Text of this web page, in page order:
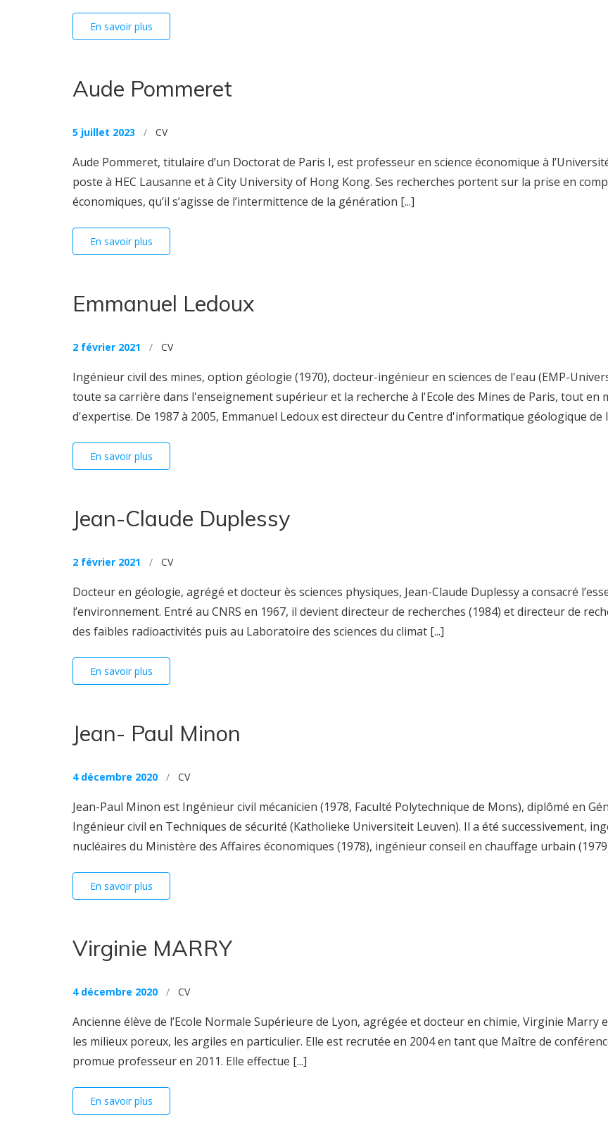
En savoir plus
Aude Pommeret
5 juillet 2023 / CV
Aude Pommeret, titulaire d’un Doctorat de Paris I, est professeur en science économique à
poste à HEC Lausanne et à City University of Hong Kong. Ses recherches portent sur la prise en
économiques, qu’il s’agisse de l’intermittence de la génération [...]
En savoir plus
Emmanuel Ledoux
2 février 2021 / CV
Ingénieur civil des mines, option géologie (1970), docteur-ingénieur en sciences de l'eau (EMP-
toute sa carrière dans l'enseignement supérieur et la recherche à l'Ecole des Mines de Paris, tout en
d'expertise. De 1987 à 2005, Emmanuel Ledoux est directeur du Centre d'informatique géologique de
En savoir plus
Jean-Claude Duplessy
2 février 2021 / CV
Docteur en géologie, agrégé et docteur ès sciences physiques, Jean-Claude Duplessy a consacré
l’environnement. Entré au CNRS en 1967, il devient directeur de recherches (1984) et directeur de
des faibles radioactivités puis au Laboratoire des sciences du climat [...]
En savoir plus
Jean- Paul Minon
4 décembre 2020 / CV
Jean-Paul Minon est Ingénieur civil mécanicien (1978, Faculté Polytechnique de Mons), diplômé en
Ingénieur civil en Techniques de sécurité (Katholieke Universiteit Leuven). Il a été successivement,
nucléaires du Ministère des Affaires économiques (1978), ingénieur conseil en chauffage urbain
En savoir plus
Virginie MARRY
4 décembre 2020 / CV
Ancienne élève de l’Ecole Normale Supérieure de Lyon, agrégée et docteur en chimie, Virginie
les milieux poreux, les argiles en particulier. Elle est recrutée en 2004 en tant que Maître de
promue professeur en 2011. Elle effectue [...]
En savoir plus